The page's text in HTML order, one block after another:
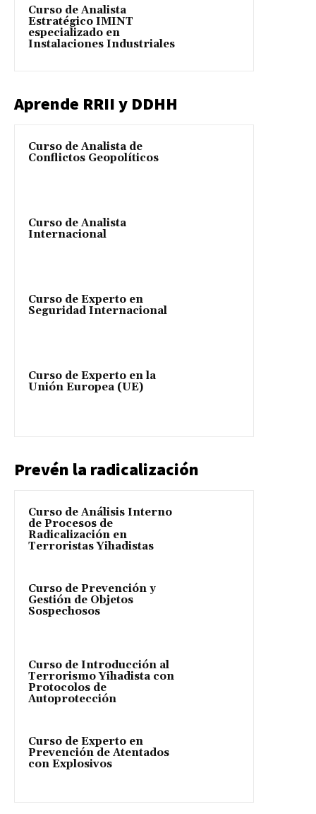
Curso de Analista
Estratégico IMINT
especializado en
Instalaciones Industriales
Aprende RRII y DDHH
Curso de Analista de
Conflictos Geopolíticos
Curso de Analista
Internacional
Curso de Experto en
Seguridad Internacional
Curso de Experto en la
Unión Europea (UE)
Prevén la radicalización
Curso de Análisis Interno
de Procesos de
Radicalización en
Terroristas Yihadistas
Curso de Prevención y
Gestión de Objetos
Sospechosos
Curso de Introducción al
Terrorismo Yihadista con
Protocolos de
Autoprotección
Curso de Experto en
Prevención de Atentados
con Explosivos